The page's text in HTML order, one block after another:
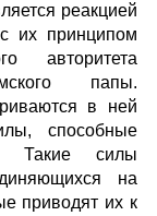
реакцией
с их принципом
авторитета
папы.
в ней
способные
Такие силы
на
приводят их к